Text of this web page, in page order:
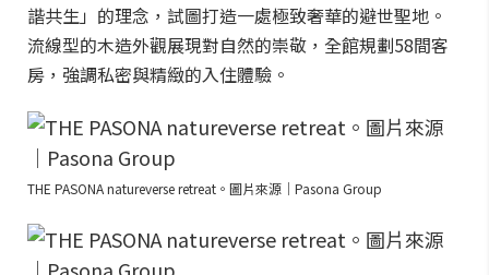
諧共生」的理念，試圖打造一處極致奢華的避世聖地。
流線型的木造外觀展現對自然的崇敬，全館規劃58間客
房，強調私密與精緻的入住體驗。
THE PASONA natureverse retreat。圖片來源｜Pasona Group